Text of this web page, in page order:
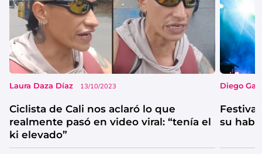
Laura Daza Díaz 13/10/2023
Ciclista de Cali nos aclaró lo que
realmente pasó en video viral: “tenía el
ki elevado”
Diego
su